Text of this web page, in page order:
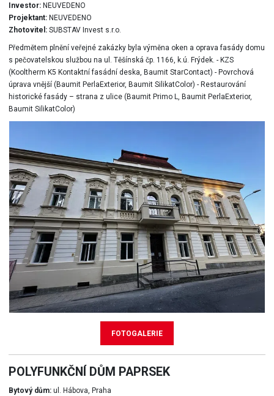
FOTOGALERIE
Investor:NEUVEDENO
Projektant:NEUVEDENO
Zhotovitel:SUBSTAV Invest s.r.o.
Předmětem plnění veřejné zakázky byla výměna oken a oprava fasády domu
s pečovatelskou službou na ul. Těšínská čp. 1166, k.ú. Frýdek. - KZS
(Kooltherm K5 Kontaktní fasádní deska, Baumit StarContact) - Povrchová
úprava vnější (Baumit PerlaExterior, Baumit SilikatColor) - Restaurování
historické fasády – strana z ulice (Baumit Primo L, Baumit PerlaExterior,
Baumit SilikatColor)
POLYFUNKČNÍ DŮM PAPRSEK
Bytový dům:ul. Hábova, Praha